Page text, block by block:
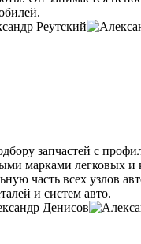
запчастей с
марками легковых и
часть всех узлов
и систем авто.